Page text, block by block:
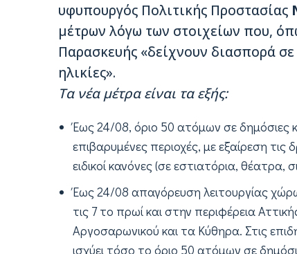
υφυπουργός Πολιτικής Προστασίας
μέτρων λόγω των στοιχείων που,
Παρασκευής «δείχνουν διασπορά
ηλικίες».
Τα νέα μέτρα είναι τα εξής:
Έως 24/08, όριο 50 ατόμων σε δημόσιες
επιβαρυμένες περιοχές, με εξαίρεση
ειδικοί κανόνες (σε εστιατόρια, θέατρα,
Έως 24/08 απαγόρευση λειτουργίας
τις 7 το πρωί και στην περιφέρεια
Αργοσαρωνικού και τα Κύθηρα. Στις
ισχύει τόσο το όριο 50 ατόμων σε